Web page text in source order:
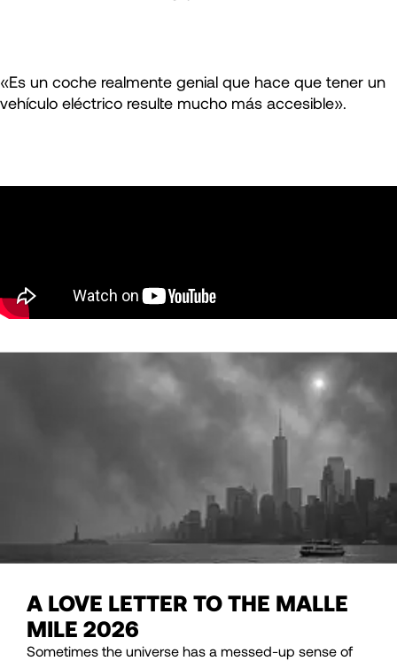
«Es un coche realmente genial que hace que tener un
vehículo eléctrico resulte mucho más accesible».
A LOVE LETTER TO THE MALLE
MILE 2026
Sometimes the universe has a messed-up sense of